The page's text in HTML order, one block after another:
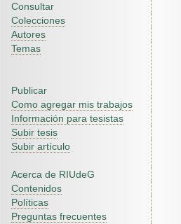
Consultar
Colecciones
Autores
Temas
Publicar
Como agregar mis trabajos
Información para tesistas
Subir tesis
Subir artículo
Acerca de RIUdeG
Contenidos
Políticas
Preguntas frecuentes